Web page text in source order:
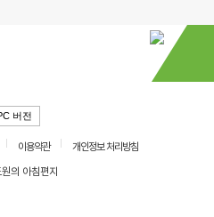
버전
이용약관
개인정보 처리방침
의 아침편지